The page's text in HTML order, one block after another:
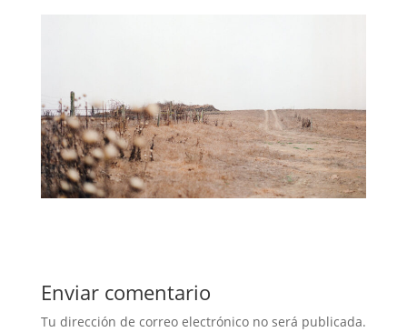
Enviar comentario
Tu dirección de correo electrónico no será publicada.